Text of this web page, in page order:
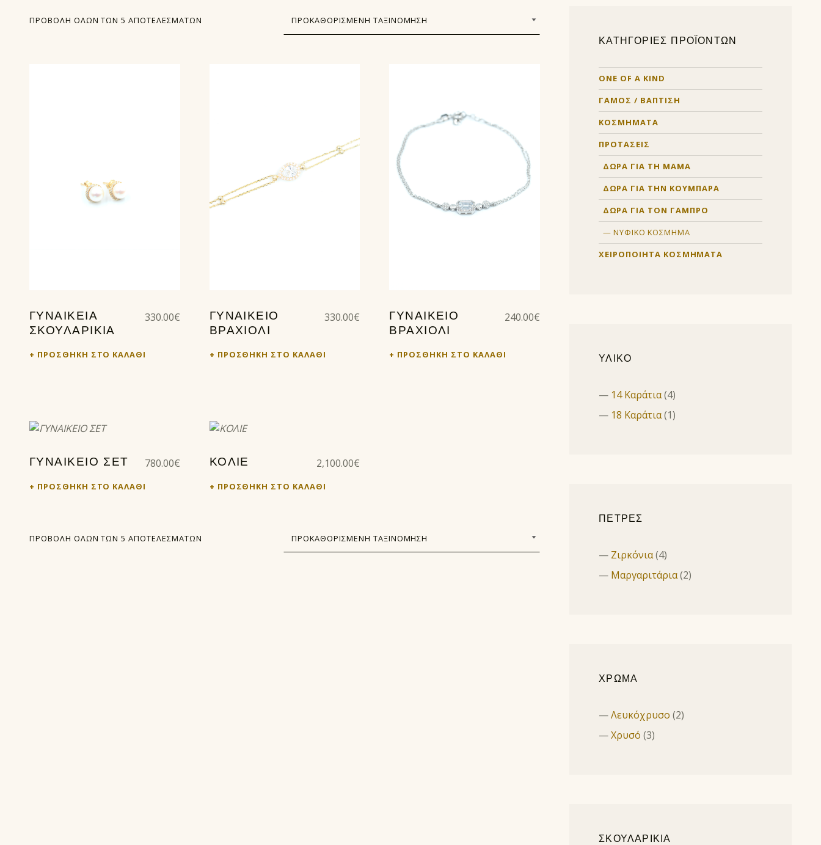
ΠΡΟΒΟΛΉ ΌΛΩΝ ΤΩΝ 5 ΑΠΟΤΕΛΕΣΜΆΤΩΝ
ΓΥΝΑΙΚΕΊΑ
ΣΚΟΥΛΑΡΊΚΙΑ
330.00€
ΠΡΟΣΘΉΚΗ ΣΤΟ ΚΑΛΆΘΙ
ΓΥΝΑΙΚΕΊΟ
ΒΡΑΧΙΌΛΙ
330.00€
ΠΡΟΣΘΉΚΗ ΣΤΟ ΚΑΛΆΘΙ
ΓΥΝΑΙΚΕΊΟ
ΒΡΑΧΙΟΛΙ
240.00€
ΠΡΟΣΘΉΚΗ ΣΤΟ ΚΑΛΆΘΙ
ΓΥΝΑΙΚΕΙΟ ΣΕΤ 780.00€
ΠΡΟΣΘΉΚΗ ΣΤΟ ΚΑΛΆΘΙ
ΚΟΛΙΕ 2,100.00€
ΠΡΟΣΘΉΚΗ ΣΤΟ ΚΑΛΆΘΙ
ΠΡΟΒΟΛΉ ΌΛΩΝ ΤΩΝ 5 ΑΠΟΤΕΛΕΣΜΆΤΩΝ
ΚΑΤΗΓΟΡΙΕΣ ΠΡΟΪΟΝΤΩΝ
ONE OF A KIND
ΓΑΜΟΣ / ΒΑΠΤΙΣΗ
ΚΟΣΜΗΜΑΤΑ
ΠΡΟΤΑΣΕΙΣ
ΔΩΡΑ ΓΙΑ ΤΗ ΜΑΜΑ
ΔΩΡΑ ΓΙΑ ΤΗΝ ΚΟΥΜΠΑΡΑ
ΔΩΡΑ ΓΙΑ ΤΟΝ ΓΑΜΠΡΟ
ΝΥΦΙΚΟ ΚΟΣΜΗΜΑ
ΧΕΙΡΟΠΟΙΗΤΑ ΚΟΣΜΗΜΑΤΑ
ΥΛΙΚΟ
14 Καράτια(4)
18 Καράτια(1)
ΠΕΤΡΕΣ
Ζιρκόνια(4)
Μαργαριτάρια(2)
ΧΡΩΜΑ
Λευκόχρυσο (2)
Χρυσό (3)
ΣΚΟΥΛΑΡΙΚΙΑ